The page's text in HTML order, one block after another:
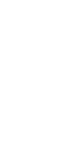
dan